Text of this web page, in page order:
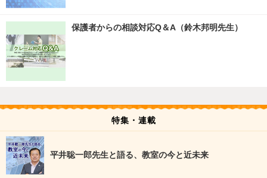
保護者からの相談対応Q＆A（鈴木邦明先生）
特集・連載
平井聡一郎先生と語る、教室の今と近未来